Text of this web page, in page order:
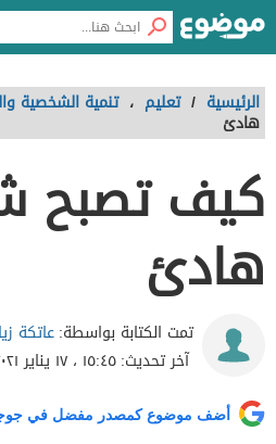
الرئيسية / تعليم ، تنمية الشخصية
هادئ
كيف
هادئ
تمت الكتابة بواسطة:عاتكة
آخر تحديث:١٥:٤٥ ، ١٧ يناير ٢٠٢١
أضف موضوع كمصدر مفضل في